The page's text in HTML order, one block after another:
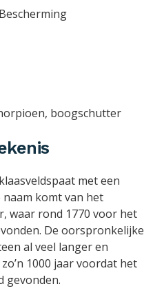
boogschutter
met een
naam komt van het
waar rond 1770 voor het
De oorspronkelijke
al veel langer en
1000 jaar voordat het
gevonden.